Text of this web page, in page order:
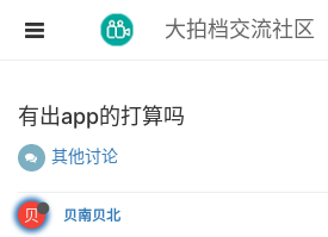
大拍档交流社区
有出app的打算吗
其他讨论
贝 贝南贝北